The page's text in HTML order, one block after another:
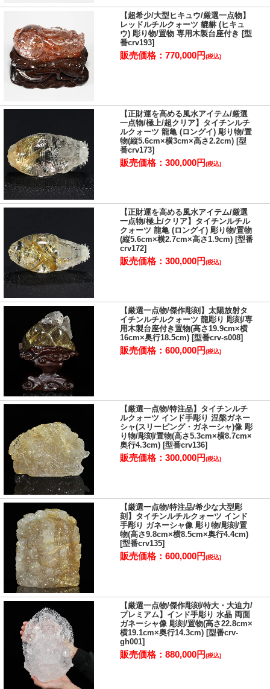
頭が龍、体が亀という姿が特徴で、亀が龍に変化する過程をあらわ
中国では貔貅(ヒキュウ)に負けず劣らず「順利財源廣進」のお守り
として、龍亀(ロングイ)の彫り物を家庭や仕事場に置く文化が根付
いています。
意味合いも縁起が良く、「順利財源廣進」は、物事の進行や発展が
順調であるという意味の「順利」と、財を招いて、寳に進むという
です。
つまりは、財が途切れることなくどんどん入ってくるという意味合
いですので、商売を営む人には欠かせない風水アイテムの一つで
す。
置き方として、出入口や机、神仏と一緒に置くことが適していま
す。
貔貅(ヒキュウ)は偏財運(宝くじや投資等で得る収入)を高めてくれる
と云われている動物になりますが、龍亀(ロングイ)は正財運(働いて
得る収入)を高めてくれると云われている動物です。
生活のベースとなる収入の安定や底上げを考えている人は、金庫や
財布、通帳の傍に置くことで、正財運をもたらしてくれると云われ
ています。
子(ねずみ)
ねずみは災害を予知する能力を持つとされ、火事や地震が起こる前
に集まり安全な場所に避難すると云われています。
それ故古来より、ねずみが棲みつく家は安全安心とされることや、
自然災害が迫ると異常行動を起こすと云われています。
中国の神話では、ねずみは未来予知をする神獣として、七福神の一
柱である大黒天の遣いであることや、日本の神話では、大国主命を
救う話があります。
現代において広く知られているねずみの意味合いは、財を貯める・
子孫繁栄です。
ねずみ＝寝ず身という当て字がつけられ、一生懸命働いて財を貯め
る象徴になっています。
また、多産で強い繁殖力や生命力を持つことから、子孫繁栄の象徴
にもなっています。
さらには永遠に伸び続ける前歯は、絶えることのない永遠に続く繁
栄の象徴とも云えます。
ねずみの彫り物は、家庭円満、繁栄・子宝に恵まれる等の御利益が
得られるとされる幸せを運ぶ縁起物ですので、お守りとしてお持ち
になってみてはいかがでしょうか。
【超希少/大型ヒキュウ/厳選一点物】
レッドルチルクォーツ 貔貅 (ヒキュ
ウ) 彫り物/置物 専用木製台座付き [型
番crv193]
販売価格：770,000円(税込)
【正財運を高める風水アイテム/厳選
一点物/極上/超クリア】タイチンルチ
ルクォーツ 龍亀 (ロングイ) 彫り物/置
物(縦5.6cm×横3cm×高さ2.2cm) [型
番crv173]
販売価格：300,000円(税込)
【正財運を高める風水アイテム/厳選
一点物/極上/クリア】タイチンルチル
クォーツ 龍亀 (ロングイ) 彫り物/置物
(縦5.6cm×横2.7cm×高さ1.9cm) [型番
crv172]
販売価格：300,000円(税込)
【厳選一点物/傑作彫刻】太陽放射タ
イチンルチルクォーツ 龍彫り 彫刻/専
用木製台座付き置物(高さ19.9cm×横
16cm×奥行18.5cm) [型番crv-s008]
販売価格：600,000円(税込)
【厳選一点物/特注品】タイチンルチ
ルクォーツ インド手彫り 涅槃ガネー
シャ(スリーピング・ガネーシャ)像 彫
り物/彫刻/置物(高さ5.3cm×横8.7cm×
奥行4.3cm) [型番crv136]
販売価格：300,000円(税込)
【厳選一点物/特注品/希少な大型彫
刻】タイチンルチルクォーツ インド
手彫り ガネーシャ像 彫り物/彫刻/置
物(高さ9.8cm×横8.5cm×奥行4.4cm)
[型番crv135]
販売価格：600,000円(税込)
【厳選一点物/傑作彫刻/特大・大迫力/
プレミアム】インド手彫り 水晶 両面
ガネーシャ像 彫刻/置物(高さ22.8cm×
横19.1cm×奥行14.3cm) [型番crv-
gh001]
販売価格：880,000円(税込)